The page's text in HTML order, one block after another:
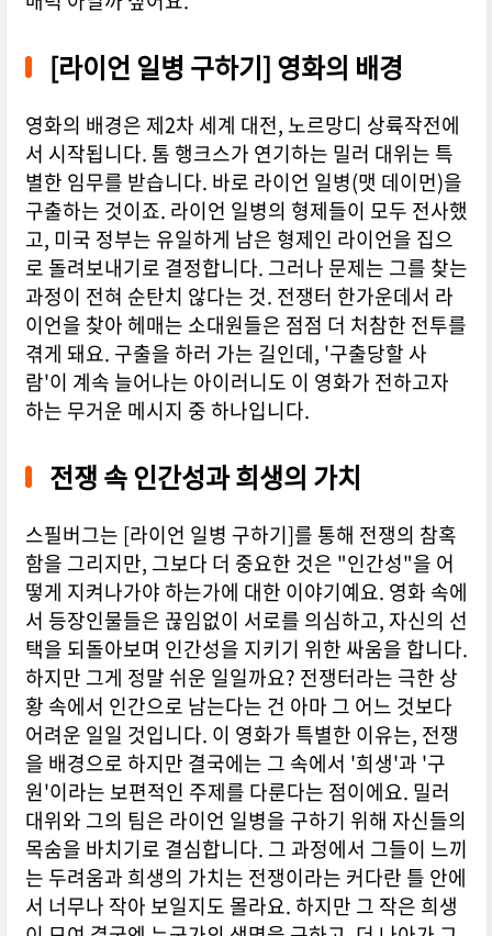
[라이언 일병 구하기] 영화의 배경
영화의 배경은 제2차 세계 대전, 노르망디 상륙작전에
서 시작됩니다. 톰 행크스가 연기하는 밀러 대위는 특
별한 임무를 받습니다. 바로 라이언 일병(맷 데이먼)을
구출하는 것이죠. 라이언 일병의 형제들이 모두 전사했
고, 미국 정부는 유일하게 남은 형제인 라이언을 집으
로 돌려보내기로 결정합니다. 그러나 문제는 그를 찾는
과정이 전혀 순탄치 않다는 것. 전쟁터 한가운데서 라
이언을 찾아 헤매는 소대원들은 점점 더 처참한 전투를
겪게 돼요. 구출을 하러 가는 길인데, '구출당할 사
람'이 계속 늘어나는 아이러니도 이 영화가 전하고자
하는 무거운 메시지 중 하나입니다.
전쟁 속 인간성과 희생의 가치
스필버그는 [라이언 일병 구하기]를 통해 전쟁의 참혹
함을 그리지만, 그보다 더 중요한 것은 "인간성"을 어
떻게 지켜나가야 하는가에 대한 이야기예요. 영화 속에
서 등장인물들은 끊임없이 서로를 의심하고, 자신의 선
택을 되돌아보며 인간성을 지키기 위한 싸움을 합니다.
하지만 그게 정말 쉬운 일일까요? 전쟁터라는 극한 상
황 속에서 인간으로 남는다는 건 아마 그 어느 것보다
어려운 일일 것입니다. 이 영화가 특별한 이유는, 전쟁
을 배경으로 하지만 결국에는 그 속에서 '희생'과 '구
원'이라는 보편적인 주제를 다룬다는 점이에요. 밀러
대위와 그의 팀은 라이언 일병을 구하기 위해 자신들의
목숨을 바치기로 결심합니다. 그 과정에서 그들이 느끼
는 두려움과 희생의 가치는 전쟁이라는 커다란 틀 안에
서 너무나 작아 보일지도 몰라요. 하지만 그 작은 희생